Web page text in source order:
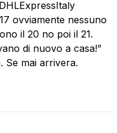
ovviamente nessuno
il 20 no poi il 21.
di nuovo a casa!”
Se mai arrivera.